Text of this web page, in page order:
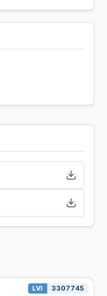
LVI 3307745